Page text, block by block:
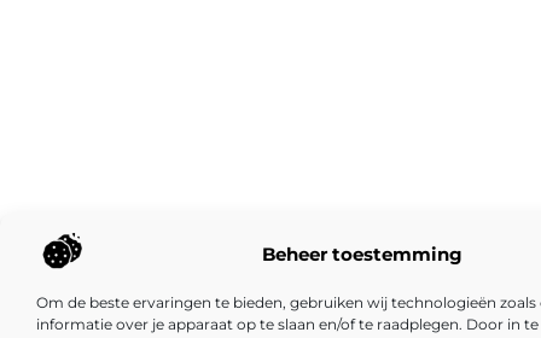
Beheer toestemming
Om de beste ervaringen te bieden, gebruiken wij technologieën
informatie over je apparaat op te slaan en/of te raadplegen. Door in